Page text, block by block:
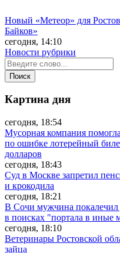
Новый «Метеор» для
Байков»
сегодня, 14:10
Новости рубрики
Картина дня
сегодня, 18:54
Мусорная компания
по ошибке лотерейный
долларов
сегодня, 18:43
Суд в Москве запретил
и крокодила
сегодня, 18:21
В Сочи мужчина покалечил
в поисках "портала в иные
сегодня, 18:10
Ветеринары Ростовской
зайца